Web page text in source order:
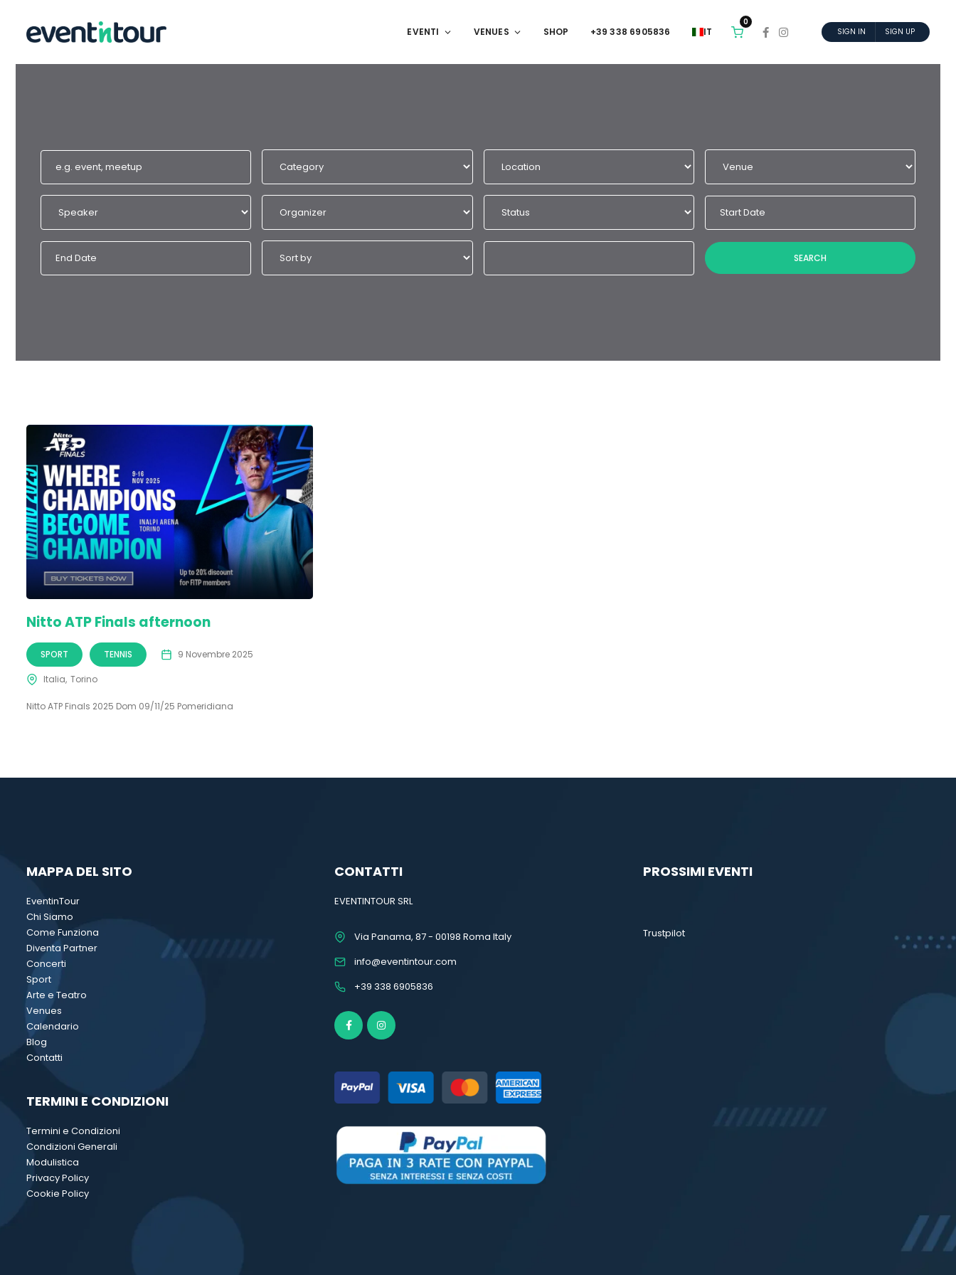
EVENTI VENUES SHOP +39 338 6905836 IT
0
SIGN IN SIGN UP
SEARCH
Nitto ATP Finals afternoon
SPORT TENNIS 9 Novembre 2025
Italia Torino
Nitto ATP Finals 2025 Dom 09/11/25 Pomeridiana
MAPPA DEL SITO
EventinTour
Chi Siamo
Come Funziona
Diventa Partner
Concerti
Sport
Arte e Teatro
Venues
Calendario
Blog
Contatti
TERMINI E CONDIZIONI
Termini e Condizioni
Condizioni Generali
Modulistica
Privacy Policy
Cookie Policy
CONTATTI
EVENTINTOUR SRL
Via Panama, 87 - 00198 Roma Italy
info@eventintour.com
+39 338 6905836
PROSSIMI EVENTI
Trustpilot